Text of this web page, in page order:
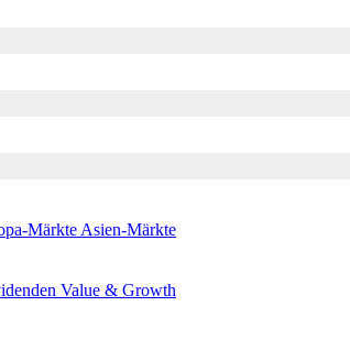
Märkte Asien-Märkte
Value & Growth